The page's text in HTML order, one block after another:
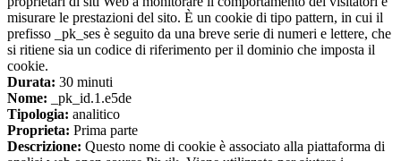
misurare le prestazioni del sito. È un cookie di tipo pattern, in cui il
prefisso _pk_ses è seguito da una breve serie di numeri e lettere, che
si ritiene sia un codice di riferimento per il dominio che imposta il
cookie.
Durata: 30 minuti
Nome: _pk_id.1.e5de
Tipologia: analitico
Proprieta: Prima parte
Descrizione: Questo nome di cookie è associato alla piattaforma di